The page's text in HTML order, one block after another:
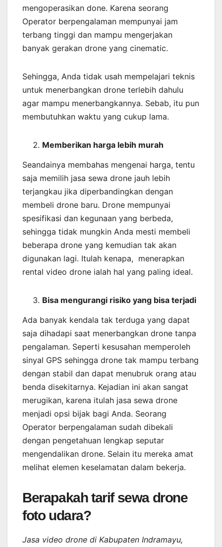
mengoperasikan done. Karena seorang
Operator berpengalaman mempunyai jam
terbang tinggi dan mampu mengerjakan
banyak gerakan drone yang cinematic.
Sehingga, Anda tidak usah mempelajari teknis
untuk menerbangkan drone terlebih dahulu
agar mampu menerbangkannya. Sebab, itu pun
membutuhkan waktu yang cukup lama.
Memberikan harga lebih murah
Seandainya membahas mengenai harga, tentu
saja memilih jasa sewa drone jauh lebih
terjangkau jika diperbandingkan dengan
membeli drone baru. Drone mempunyai
spesifikasi dan kegunaan yang berbeda,
sehingga tidak mungkin Anda mesti membeli
beberapa drone yang kemudian tak akan
digunakan lagi. Itulah kenapa, menerapkan
rental video drone ialah hal yang paling ideal.
Bisa mengurangi risiko yang bisa terjadi
Ada banyak kendala tak terduga yang dapat
saja dihadapi saat menerbangkan drone tanpa
pengalaman. Seperti kesusahan memperoleh
sinyal GPS sehingga drone tak mampu terbang
dengan stabil dan dapat menubruk orang atau
benda disekitarnya. Kejadian ini akan sangat
merugikan, karena itulah jasa sewa drone
menjadi opsi bijak bagi Anda. Seorang
Operator berpengalaman sudah dibekali
dengan pengetahuan lengkap seputar
mengendalikan drone. Selain itu mereka amat
melihat elemen keselamatan dalam bekerja.
Berapakah tarif sewa drone
foto udara?
Jasa video drone di Kabupaten Indramayu,